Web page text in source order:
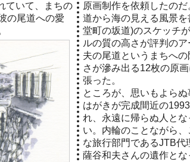
ていて、まちの
の尾道への愛
原画制作を依頼したの
道から海の見える風景
堂町の坂道)のスケッチ
ルの質の高さが評判の
夫の尾道というまちへ
さが滲み出る12枚の原
張った。
ところが、思いもよら
はがきが完成間近の
れ、永遠に帰らぬ人と
い。内輪のことながら
な旅行部門であるJTB代
薩谷和夫さんの遺作と